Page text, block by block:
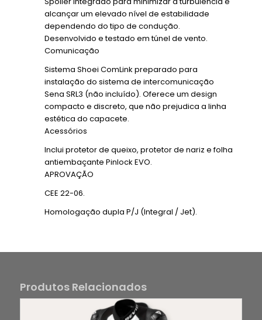
alcançar um elevado nível de estabilidade
dependendo do tipo de condução.
Desenvolvido e testado em túnel de vento.
Comunicação
Sistema Shoei ComLink preparado para
instalação do sistema de intercomunicação
Sena SRL3 (não incluído). Oferece um design
compacto e discreto, que não prejudica a linha
estética do capacete.
Acessórios
Inclui protetor de queixo, protetor de nariz e folha
antiembaçante Pinlock EVO.
APROVAÇÃO
CEE 22-06.
Homologação dupla P/J (Integral / Jet).
Produtos Relacionados